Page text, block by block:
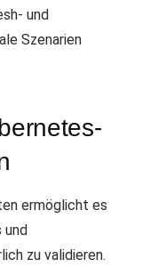
und
Szenarien
ermöglicht es
und
zu validieren.